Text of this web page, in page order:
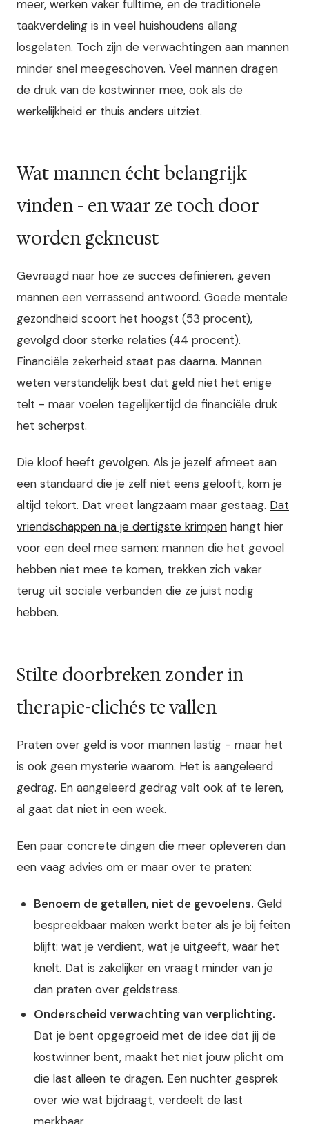
meer, werken vaker fulltime, en de traditionele
taakverdeling is in veel huishoudens allang
losgelaten. Toch zijn de verwachtingen aan mannen
minder snel meegeschoven. Veel mannen dragen
de druk van de kostwinner mee, ook als de
werkelijkheid er thuis anders uitziet.
Wat mannen écht belangrijk
vinden - en waar ze toch door
worden gekneust
Gevraagd naar hoe ze succes definiëren, geven
mannen een verrassend antwoord. Goede mentale
gezondheid scoort het hoogst (53 procent),
gevolgd door sterke relaties (44 procent).
Financiële zekerheid staat pas daarna. Mannen
weten verstandelijk best dat geld niet het enige
telt - maar voelen tegelijkertijd de financiële druk
het scherpst.
Die kloof heeft gevolgen. Als je jezelf afmeet aan
een standaard die je zelf niet eens gelooft, kom je
altijd tekort. Dat vreet langzaam maar gestaag. Dat
vriendschappen na je dertigste krimpen hangt hier
voor een deel mee samen: mannen die het gevoel
hebben niet mee te komen, trekken zich vaker
terug uit sociale verbanden die ze juist nodig
hebben.
Stilte doorbreken zonder in
therapie-clichés te vallen
Praten over geld is voor mannen lastig - maar het
is ook geen mysterie waarom. Het is aangeleerd
gedrag. En aangeleerd gedrag valt ook af te leren,
al gaat dat niet in een week.
Een paar concrete dingen die meer opleveren dan
een vaag advies om er maar over te praten:
Benoem de getallen, niet de gevoelens. Geld
bespreekbaar maken werkt beter als je bij feiten
blijft: wat je verdient, wat je uitgeeft, waar het
knelt. Dat is zakelijker en vraagt minder van je
dan praten over geldstress.
Onderscheid verwachting van verplichting.
Dat je bent opgegroeid met de idee dat jij de
kostwinner bent, maakt het niet jouw plicht om
die last alleen te dragen. Een nuchter gesprek
over wie wat bijdraagt, verdeelt de last